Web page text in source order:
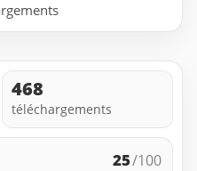
468
téléchargements
25/100